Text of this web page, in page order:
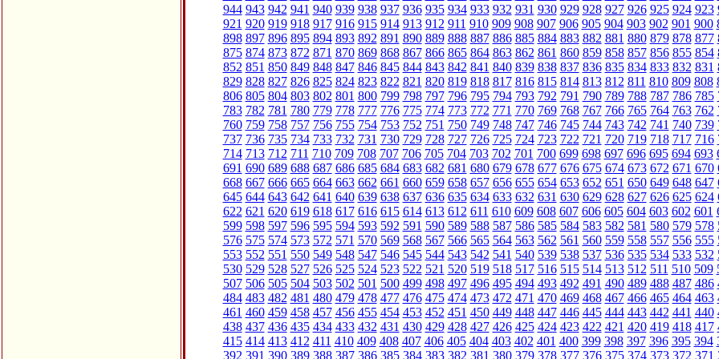
944 943 942 941 940 939 938 937 936 935 934 933 932 931 930 929 928 927 926 925 924 923
921 920 919 918 917 916 915 914 913 912 911 910 909 908 907 906 905 904 903 902 901 900
898 897 896 895 894 893 892 891 890 889 888 887 886 885 884 883 882 881 880 879 878 877
875 874 873 872 871 870 869 868 867 866 865 864 863 862 861 860 859 858 857 856 855 854
852 851 850 849 848 847 846 845 844 843 842 841 840 839 838 837 836 835 834 833 832 831
829 828 827 826 825 824 823 822 821 820 819 818 817 816 815 814 813 812 811 810 809 808
806 805 804 803 802 801 800 799 798 797 796 795 794 793 792 791 790 789 788 787 786 785
783 782 781 780 779 778 777 776 775 774 773 772 771 770 769 768 767 766 765 764 763 762
760 759 758 757 756 755 754 753 752 751 750 749 748 747 746 745 744 743 742 741 740 739
737 736 735 734 733 732 731 730 729 728 727 726 725 724 723 722 721 720 719 718 717 716
714 713 712 711 710 709 708 707 706 705 704 703 702 701 700 699 698 697 696 695 694 693
691 690 689 688 687 686 685 684 683 682 681 680 679 678 677 676 675 674 673 672 671 670
668 667 666 665 664 663 662 661 660 659 658 657 656 655 654 653 652 651 650 649 648 647
645 644 643 642 641 640 639 638 637 636 635 634 633 632 631 630 629 628 627 626 625 624
622 621 620 619 618 617 616 615 614 613 612 611 610 609 608 607 606 605 604 603 602 601
599 598 597 596 595 594 593 592 591 590 589 588 587 586 585 584 583 582 581 580 579 578
576 575 574 573 572 571 570 569 568 567 566 565 564 563 562 561 560 559 558 557 556 555
553 552 551 550 549 548 547 546 545 544 543 542 541 540 539 538 537 536 535 534 533 532
530 529 528 527 526 525 524 523 522 521 520 519 518 517 516 515 514 513 512 511 510 509
507 506 505 504 503 502 501 500 499 498 497 496 495 494 493 492 491 490 489 488 487 486
484 483 482 481 480 479 478 477 476 475 474 473 472 471 470 469 468 467 466 465 464 463
461 460 459 458 457 456 455 454 453 452 451 450 449 448 447 446 445 444 443 442 441 440
438 437 436 435 434 433 432 431 430 429 428 427 426 425 424 423 422 421 420 419 418 417
415 414 413 412 411 410 409 408 407 406 405 404 403 402 401 400 399 398 397 396 395 394
392 391 390 389 388 387 386 385 384 383 382 381 380 379 378 377 376 375 374 373 372 371